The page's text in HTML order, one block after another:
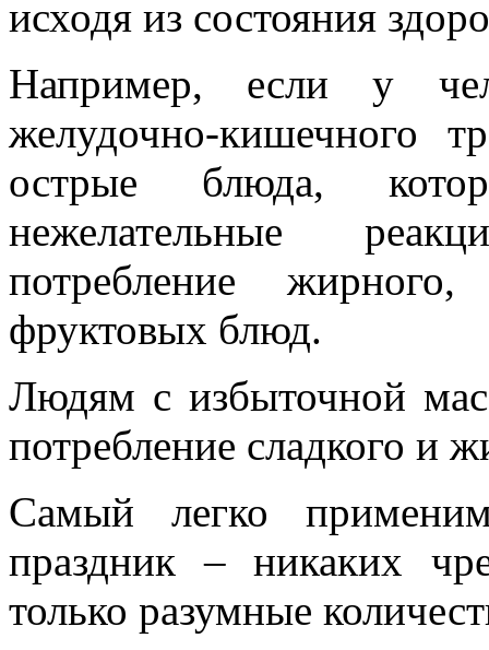
исходя из состояния
Например, если у
желудочно-кишечного
острые блюда,
нежелательные
потребление
фруктовых блюд.
Людям с избыточной
потребление сладкого и
Самый легко
праздник – никаких
только разумные